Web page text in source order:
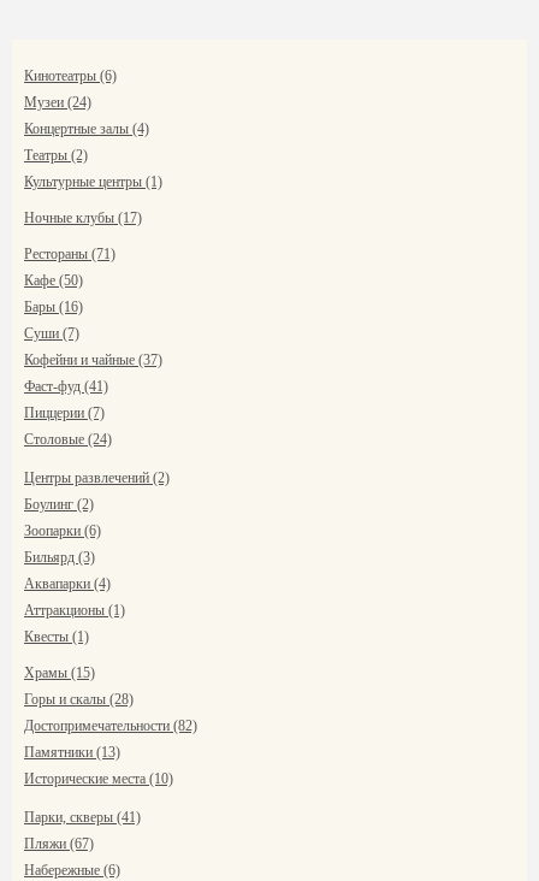
Кинотеатры (6)
Музеи (24)
Концертные залы (4)
Театры (2)
Культурные центры (1)
Ночные клубы (17)
Рестораны (71)
Кафе (50)
Бары (16)
Суши (7)
Кофейни и чайные (37)
Фаст-фуд (41)
Пиццерии (7)
Столовые (24)
Центры развлечений (2)
Боулинг (2)
Зоопарки (6)
Бильярд (3)
Аквапарки (4)
Аттракционы (1)
Квесты (1)
Храмы (15)
Горы и скалы (28)
Достопримечательности (82)
Памятники (13)
Исторические места (10)
Парки, скверы (41)
Пляжи (67)
Набережные (6)